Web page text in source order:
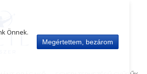
Önnek.
Megértettem, bezárom